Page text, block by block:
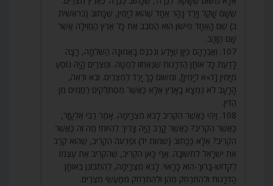
שֶׁשָּׁם שָׁקַל וְיָרַד נָהָר אֶחָד שֶׁהוּא לְיָמִין, שֶׁכָּתוּב (בראשית
ב) שֵׁם הָאֶחָד פִּישׁוֹן הוּא הַסֹּבֵב אֵת כָּל אֶרֶץ הַחֲוִילָה אֲשֶׁר
שָׁם הַזָּהָב.
107. וְאַבְרָהָם כֵּיוָן שֶׁיָּדַע וְנִכְנַס בָּאֱמוּנָה הַשְּׁלֵמָה, רָצָה
לָדַעַת כָּל אוֹתָן הַדְּרָגוֹת שֶׁנֶּאֶחְזוּ לְמַטָּה. וּמִצְרַיִם הָיָה נוֹסֵעַ
מִיָּמִין [ד»א לְיָמִין], וּמִשּׁוּם כָּךְ יָרַד לְמִצְרַיִם. וּבֹא וּרְאֵה,
הָרָעָב לֹא נִמְצָא בָאָרֶץ אֶלָּא כַּאֲשֶׁר מִסְתַּלְּקִים רַחֲמִים מִן
הַדִּין.
108. וַיְהִי כַּאֲשֶׁר הִקְרִיב לָבֹא מִצְרָיְמָה. אָמַר רַבִּי אֶלְעָזָר,
כַּאֲשֶׁר הִקְרִיב? כַּאֲשֶׁר קָרַב הָיָה צָרִיךְ לִהְיוֹת! מַה זֶּה כַּאֲשֶׁר
הִקְרִיב? אֶלָּא כַּכָּתוּב (שמות יד) וּפַרְעֹה הִקְרִיב, שֶׁהוּא קֵרַב
אֶת יִשְׂרָאֵל לִתְשׁוּבָה. אַף כָּאן הִקְרִיב, שֶׁהִקְרִיב אֶת עַצְמוֹ
לַקָּדוֹשׁ-בָּרוּךְ-הוּא כָּרָאוּי. לָבֹא מִצְרָיְמָה, לְהִתְבּוֹנֵן בְּאוֹתָן
הַדְּרָגוֹת וּלְהִתְרַחֵק מֵהֶן וּלְהִתְרַחֵק מִמַּעֲשֵׂי מִצְרַיִם.